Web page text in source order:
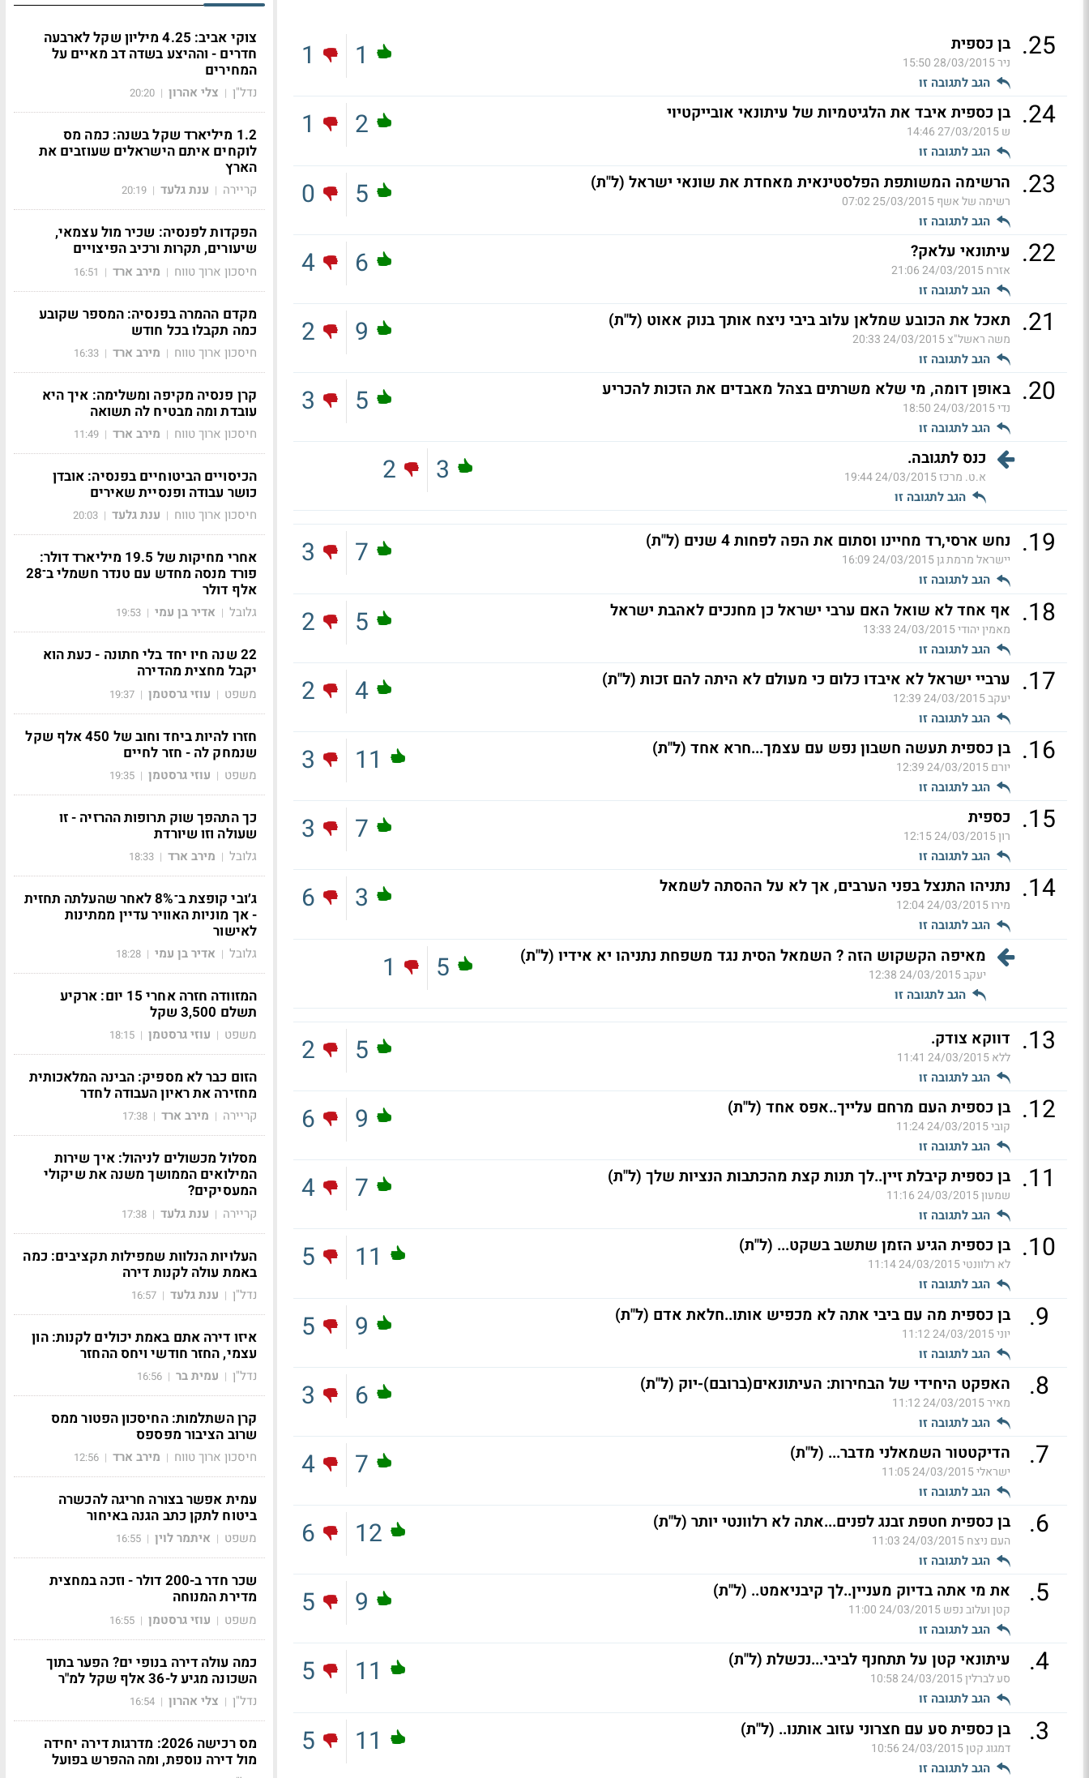
25
. בן כספית
ניר28/03/2015 15:50
הגב לתגובה זו
1
1
24
. בן כספית איבד את הלגיטמיות של עיתונאי אובייקטיוי
ש27/03/2015 14:46
הגב לתגובה זו
2
1
23
. הרשימה המשותפת הפלסטינאית מאחדת את שונאי ישראל (ל"ת)
רשימה של אשף25/03/2015 07:02
הגב לתגובה זו
5
0
22
. עיתונאי עלאק?
אזרח24/03/2015 21:06
הגב לתגובה זו
6
4
21
. תאכל את הכובע שמלאן עלוב ביבי ניצח אותך בנוק אאוט (ל"ת)
משה ראשל"צ24/03/2015 20:33
הגב לתגובה זו
9
2
20
. באופן דומה, מי שלא משרתים בצהל מאבדים את הזכות להכריע
נדי24/03/2015 18:50
הגב לתגובה זו
5
3
כנס לתגובה.
א.ט. מרכז24/03/2015 19:44
הגב לתגובה זו
3
2
19
. נחש ארסי,רד מחיינו וסתום את הפה לפחות 4 שנים (ל"ת)
יישראל מרמת גן24/03/2015 16:09
הגב לתגובה זו
7
3
18
. אף אחד לא שואל האם ערבי ישראל כן מחנכים לאהבת ישראל
מאמין יהודי24/03/2015 13:33
הגב לתגובה זו
5
2
17
. ערביי ישראל לא איבדו כלום כי מעולם לא היתה להם זכות (ל"ת)
יעקב24/03/2015 12:39
הגב לתגובה זו
4
2
16
. בן כספית תעשה חשבון נפש עם עצמך...חרא אחד (ל"ת)
יורם24/03/2015 12:39
הגב לתגובה זו
11
3
15
. כספית
רון24/03/2015 12:15
הגב לתגובה זו
7
3
14
. נתניהו התנצל בפני הערבים, אך לא על ההסתה לשמאל
מירו24/03/2015 12:04
הגב לתגובה זו
3
6
מאיפה הקשקוש הזה ? השמאל הסית נגד משפחת נתניהו יא אידיו (ל"ת)
יעקב24/03/2015 12:38
הגב לתגובה זו
5
1
13
. דווקא צודק.
ללא24/03/2015 11:41
הגב לתגובה זו
5
2
12
. בן כספית העם מרחם עלייך..אפס אחד (ל"ת)
קובי24/03/2015 11:24
הגב לתגובה זו
9
6
11
. בן כספית קיבלת זיין..לך תנות קצת מהכתבות הנציות שלך (ל"ת)
שמעון24/03/2015 11:16
הגב לתגובה זו
7
4
10
. בן כספית הגיע הזמן שתשב בשקט... (ל"ת)
לא רלוונטי24/03/2015 11:14
הגב לתגובה זו
11
5
9
. בן כספית מה עם ביבי אתה לא מכפיש אותו..חלאת אדם (ל"ת)
יוני24/03/2015 11:12
הגב לתגובה זו
9
5
8
. האפקט היחידי של הבחירות: העיתונאים(ברובם)-יוק (ל"ת)
מאיר24/03/2015 11:12
הגב לתגובה זו
6
3
7
. הדיקטטור השמאלני מדבר... (ל"ת)
ישראלי24/03/2015 11:05
הגב לתגובה זו
7
4
6
. בן כספית חטפת זבנג לפנים...אתה לא רלוונטי יותר (ל"ת)
העם ניצח24/03/2015 11:03
הגב לתגובה זו
12
6
5
. את מי אתה בדיוק מעניין..לך קיבניאמט.. (ל"ת)
קטן ועלוב נפש24/03/2015 11:00
הגב לתגובה זו
9
5
4
. עיתונאי קטן על תתחנף לביבי...נכשלת (ל"ת)
סע לברלין24/03/2015 10:58
הגב לתגובה זו
11
5
3
. בן כספית סע עם חצרוני עזוב אותנו.. (ל"ת)
דמגוג קטן24/03/2015 10:56
הגב לתגובה זו
11
5
צוקי אביב: 4.25 מיליון שקל לארבעה
חדרים - וההיצע בשדה דב מאיים על
המחירים
נדל"ן | צלי אהרון |
20:20
1.2 מיליארד שקל בשנה: כמה מס
לוקחים איתם הישראלים שעוזבים את
הארץ
קריירה | ענת גלעד |
20:19
הפקדות לפנסיה: שכיר מול עצמאי,
שיעורים, תקרות ורכיב הפיצויים
חיסכון ארוך טווח | מירב ארד |
16:51
מקדם ההמרה בפנסיה: המספר שקובע
כמה תקבלו בכל חודש
חיסכון ארוך טווח | מירב ארד |
16:33
קרן פנסיה מקיפה ומשלימה: איך היא
עובדת ומה מבטיח לה תשואה
חיסכון ארוך טווח | מירב ארד |
11:49
הכיסויים הביטוחיים בפנסיה: אובדן
כושר עבודה ופנסיית שאירים
חיסכון ארוך טווח | ענת גלעד |
20:03
אחרי מחיקות של 19.5 מיליארד דולר:
פורד מנסה מחדש עם טנדר חשמלי ב־28
אלף דולר
גלובל | אדיר בן עמי |
19:53
22 שנה חיו יחד בלי חתונה - כעת הוא
יקבל מחצית מהדירה
משפט | עוזי גרסטמן |
19:37
חזרו להיות ביחד וחוב של 450 אלף שקל
שנמחק לה - חזר לחיים
משפט | עוזי גרסטמן |
19:35
כך התהפך שוק תרופות ההרזיה - זו
שעולה וזו שיורדת
גלובל | מירב ארד |
18:33
ג׳ובי קופצת ב־8% לאחר שהעלתה תחזית
- אך מוניות האוויר עדיין ממתינות
לאישור
גלובל | אדיר בן עמי |
18:28
המזוודה חזרה אחרי 15 יום: ארקיע
תשלם 3,500 שקל
משפט | עוזי גרסטמן |
18:15
הזום כבר לא מספיק: הבינה המלאכותית
מחזירה את ראיון העבודה לחדר
קריירה | מירב ארד |
17:38
מסלול מכשולים לניהול: איך שירות
המילואים הממושך משנה את שיקולי
המעסיקים?
קריירה | ענת גלעד |
17:38
העלויות הנלוות שמפילות תקציבים: כמה
באמת עולה לקנות דירה
נדל"ן | ענת גלעד |
16:57
איזו דירה אתם באמת יכולים לקנות: הון
עצמי, החזר חודשי ויחס ההחזר
נדל"ן | עמית בר |
16:56
קרן השתלמות: החיסכון הפטור ממס
שרוב הציבור מפספס
חיסכון ארוך טווח | מירב ארד |
12:56
עמית אפשר בצורה חריגה להכשרה
ביטוח לתקן כתב הגנה באיחור
משפט | איתמר לוין |
16:55
שכר חדר ב-200 דולר - וזכה במחצית
מדירת המנוחה
משפט | עוזי גרסטמן |
16:55
כמה עולה דירה בנופי ים? הפער בתוך
השכונה מגיע ל-36 אלף שקל למ"ר
נדל"ן | צלי אהרון |
16:54
מס רכישה 2026: מדרגות דירה יחידה
מול דירה נוספת, ומה ההפרש בפועל